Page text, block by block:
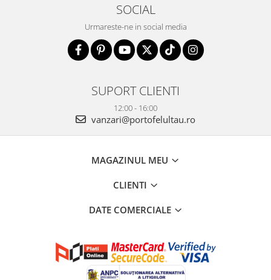
SOCIAL
Urmareste-ne in social media
SUPORT CLIENTI
12:00 - 16:00
vanzari@portofelultau.ro
MAGAZINUL MEU
CLIENTI
DATE COMERCIALE